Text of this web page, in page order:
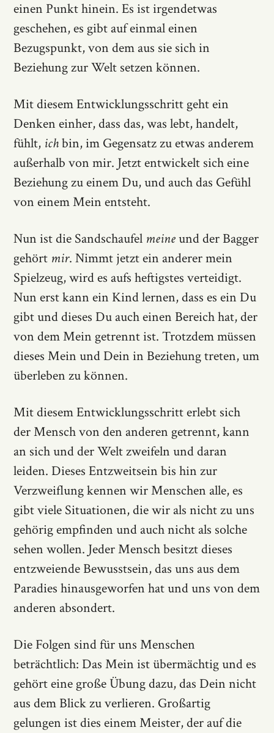
einen Punkt hinein. Es ist irgendetwas
geschehen, es gibt auf einmal einen
Bezugspunkt, von dem aus sie sich in
Beziehung zur Welt setzen können.
Mit diesem Entwicklungsschritt geht ein
Denken einher, dass das, was lebt, handelt,
fühlt, ichbin, im Gegensatz zu etwas anderem
außerhalb von mir. Jetzt entwickelt sich eine
Beziehung zu einem Du, und auch das Gefühl
von einem Mein entsteht.
Nun ist die Sandschaufel meineund der Bagger
gehört mir. Nimmt jetzt ein anderer mein
Spielzeug, wird es aufs heftigstes verteidigt.
Nun erst kann ein Kind lernen, dass es ein Du
gibt und dieses Du auch einen Bereich hat, der
von dem Mein getrennt ist. Trotzdem müssen
dieses Mein und Dein in Beziehung treten, um
überleben zu können.
Mit diesem Entwicklungsschritt erlebt sich
der Mensch von den anderen getrennt, kann
an sich und der Welt zweifeln und daran
leiden. Dieses Entzweitsein bis hin zur
Verzweiflung kennen wir Menschen alle, es
gibt viele Situationen, die wir als nicht zu uns
gehörig empfinden und auch nicht als solche
sehen wollen. Jeder Mensch besitzt dieses
entzweiende Bewusstsein, das uns aus dem
Paradies hinausgeworfen hat und uns von dem
anderen absondert.
Die Folgen sind für uns Menschen
beträchtlich: Das Mein ist übermächtig und es
gehört eine große Übung dazu, das Dein nicht
aus dem Blick zu verlieren. Großartig
gelungen ist dies einem Meister, der auf die